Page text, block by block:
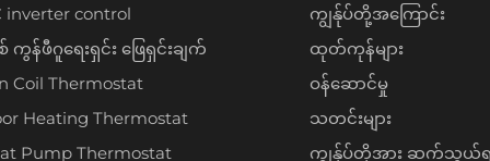
inverter control
ကွန်ဖီဂူရေးရှင်း ဖြေရှင်းချက်
Coil Thermostat
Heating Thermostat
Pump Thermostat
ကျွန်ုပ်တို့အကြောင်း
ထုတ်ကုန်များ
ဝန်ဆောင်မှု
သတင်းများ
ကျွန်ုပ်တို့အား ဆက်သွယ်